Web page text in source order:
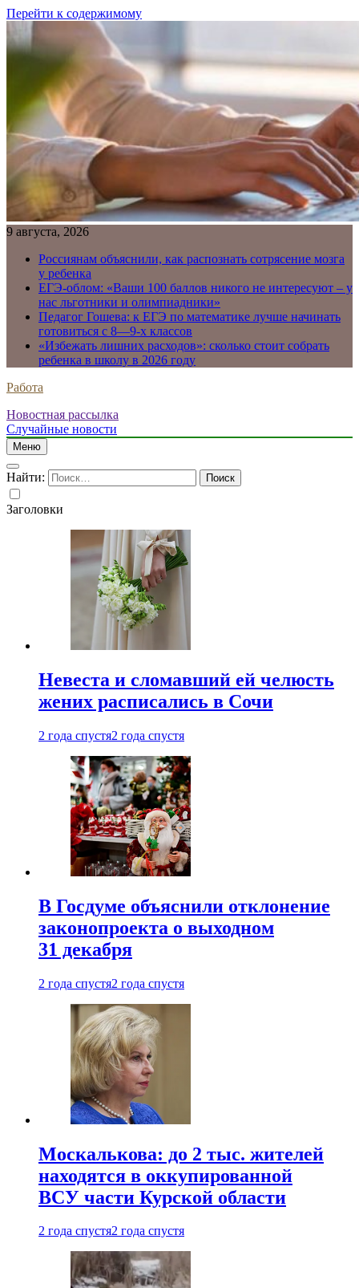
Перейти к содержимому
9 августа, 2026
Россиянам объяснили, как распознать сотрясение мозга
у ребенка
ЕГЭ-облом: «Ваши 100 баллов никого не интересуют – у
нас льготники и олимпиадники»
Педагог Гошева: к ЕГЭ по математике лучше начинать
готовиться с 8—9-х классов
«Избежать лишних расходов»: сколько стоит собрать
ребенка в школу в 2026 году
Работа
Новостная рассылка
Случайные новости
Меню
Найти:
Заголовки
Невеста и сломавший ей челюсть
жених расписались в Сочи
2 года спустя2 года спустя
В Госдуме объяснили отклонение
законопроекта о выходном
31 декабря
2 года спустя2 года спустя
Москалькова: до 2 тыс. жителей
находятся в оккупированной
ВСУ части Курской области
2 года спустя2 года спустя